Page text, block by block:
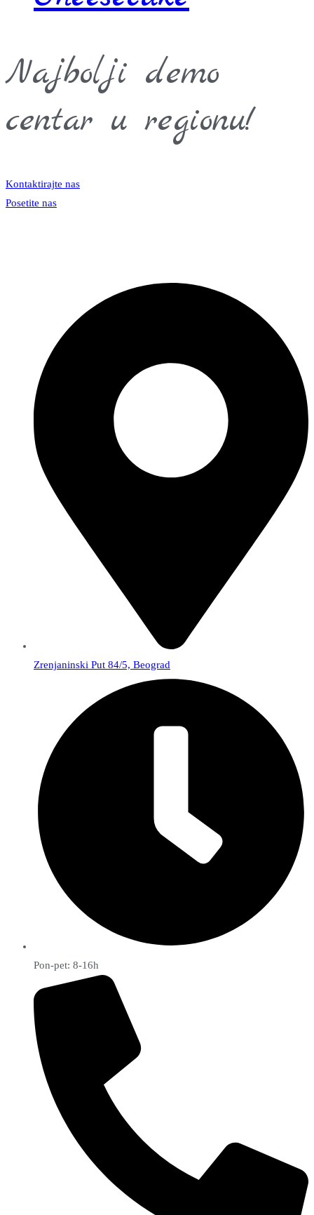
Najbolji demo
centar u regionu!
Kontaktirajte nas
Posetite nas
Zrenjaninski Put 84/5, Beograd
Pon-pet: 8-16h